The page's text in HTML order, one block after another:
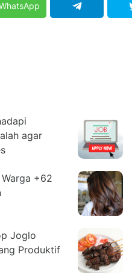
agar
+62
Joglo
Produktif